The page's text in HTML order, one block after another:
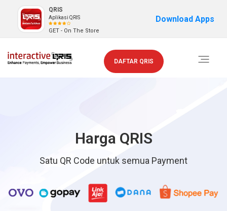
QRIS
Aplikasi QRIS
GET - On The Store
Download Apps
Toggle
DAFTAR QRIS
Harga QRIS
Satu QR Code untuk semua Payment